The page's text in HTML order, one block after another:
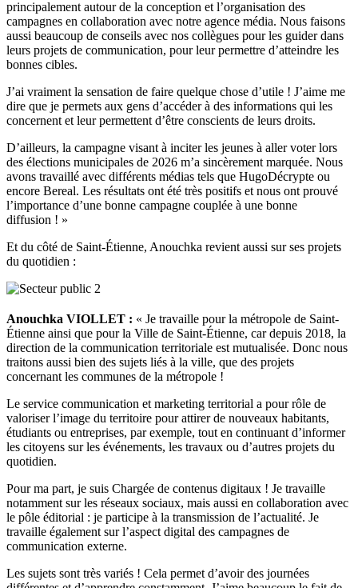
principalement autour de la conception et l’organisation des
campagnes en collaboration avec notre agence média. Nous faisons
aussi beaucoup de conseils avec nos collègues pour les guider dans
leurs projets de communication, pour leur permettre d’atteindre les
bonnes cibles.
J’ai vraiment la sensation de faire quelque chose d’utile ! J’aime me
dire que je permets aux gens d’accéder à des informations qui les
concernent et leur permettent d’être conscients de leurs droits.
D’ailleurs, la campagne visant à inciter les jeunes à aller voter lors
des élections municipales de 2026 m’a sincèrement marquée. Nous
avons travaillé avec différents médias tels que HugoDécrypte ou
encore Bereal. Les résultats ont été très positifs et nous ont prouvé
l’importance d’une bonne campagne couplée à une bonne
diffusion ! »
Et du côté de Saint-Étienne, Anouchka revient aussi sur ses projets
du quotidien :
Anouchka VIOLLET : « Je travaille pour la métropole de Saint-
Étienne ainsi que pour la Ville de Saint-Étienne, car depuis 2018, la
direction de la communication territoriale est mutualisée. Donc nous
traitons aussi bien des sujets liés à la ville, que des projets
concernant les communes de la métropole !
Le service communication et marketing territorial a pour rôle de
valoriser l’image du territoire pour attirer de nouveaux habitants,
étudiants ou entreprises, par exemple, tout en continuant d’informer
les citoyens sur les événements, les travaux ou d’autres projets du
quotidien.
Pour ma part, je suis Chargée de contenus digitaux ! Je travaille
notamment sur les réseaux sociaux, mais aussi en collaboration avec
le pôle éditorial : je participe à la transmission de l’actualité. Je
travaille également sur l’aspect digital des campagnes de
communication externe.
Les sujets sont très variés ! Cela permet d’avoir des journées